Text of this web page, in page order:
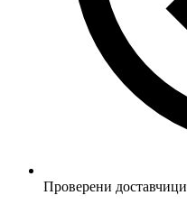
Проверени доставчици